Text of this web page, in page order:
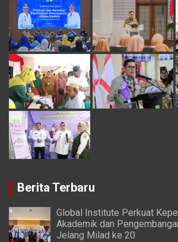
Berita Terbaru
Global Institute Perkuat
Akademik dan
Jelang Milad ke 20